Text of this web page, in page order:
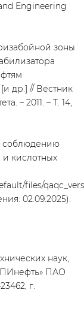
Engineering
зоны
др.] // Вестник
– 2011. – Т. 14,
соблюдению
кислотных
files/
02.09.2025).
наук,
ПАО
г.